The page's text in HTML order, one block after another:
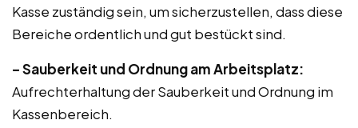
Kasse zuständig sein, um sicherzustellen, dass diese
Bereiche ordentlich und gut bestückt sind.
– Sauberkeit und Ordnung am Arbeitsplatz:
Aufrechterhaltung der Sauberkeit und Ordnung im
Kassenbereich.